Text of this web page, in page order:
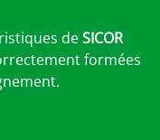
deSICOR
formées